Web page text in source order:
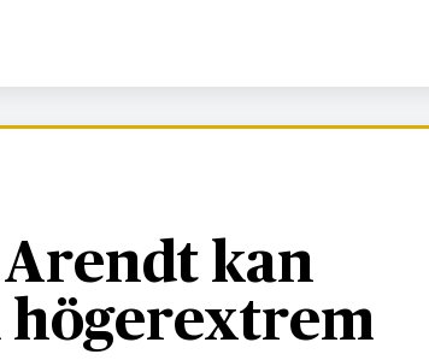
Arendt kan
högerextrem